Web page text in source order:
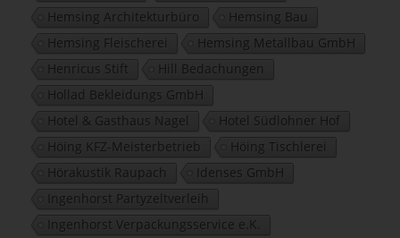
Hemsing Architekturbüro
Hemsing Bau
Hemsing Fleischerei
Hemsing Metallbau GmbH
Henricus Stift
Hill Bedachungen
Hollad Bekleidungs GmbH
Hotel & Gasthaus Nagel
Hotel Südlohner Hof
Höing KFZ-Meisterbetrieb
Höing Tischlerei
Hörakustik Raupach
Idenses GmbH
Ingenhorst Partyzeltverleih
Ingenhorst Verpackungsservice e.K.